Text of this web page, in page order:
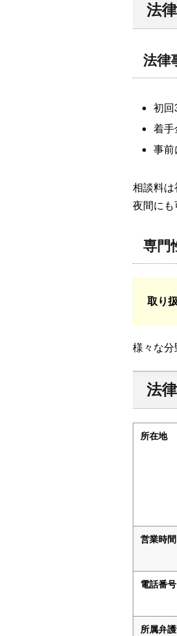
法
法律
初回
着手
事前
相談料は
夜間にも
専門
取り
様々な分
法
所在地
営業時間
電話番号
所属弁